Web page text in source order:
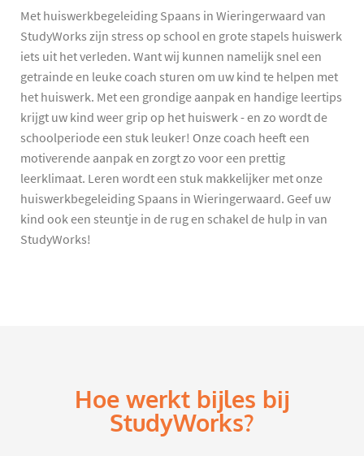
Met huiswerkbegeleiding Spaans in Wieringerwaard van
StudyWorks zijn stress op school en grote stapels huiswerk
iets uit het verleden. Want wij kunnen namelijk snel een
getrainde en leuke coach sturen om uw kind te helpen met
het huiswerk. Met een grondige aanpak en handige leertips
krijgt uw kind weer grip op het huiswerk - en zo wordt de
schoolperiode een stuk leuker! Onze coach heeft een
motiverende aanpak en zorgt zo voor een prettig
leerklimaat. Leren wordt een stuk makkelijker met onze
huiswerkbegeleiding Spaans in Wieringerwaard. Geef uw
kind ook een steuntje in de rug en schakel de hulp in van
StudyWorks!
Hoe werkt bijles bij
StudyWorks?